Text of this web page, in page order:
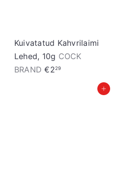
Kuivatatud Kahvrilaimi
Lehed, 10g COCK
BRAND€229
Lisa ostukorvi